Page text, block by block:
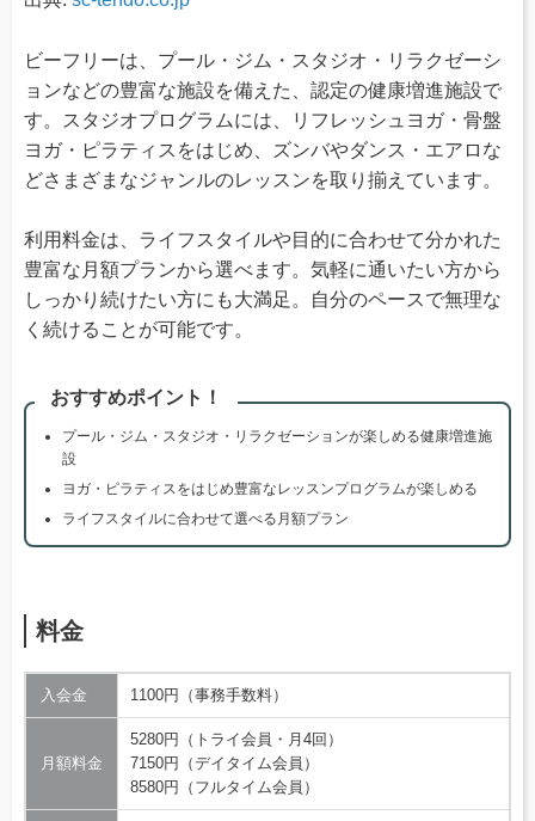
ビーフリーは、プール・ジム・スタジオ・リラクゼーシ
ョンなどの豊富な施設を備えた、認定の健康増進施設で
す。スタジオプログラムには、リフレッシュヨガ・骨盤
ヨガ・ピラティスをはじめ、ズンバやダンス・エアロな
どさまざまなジャンルのレッスンを取り揃えています。
利用料金は、ライフスタイルや目的に合わせて分かれた
豊富な月額プランから選べます。気軽に通いたい方から
しっかり続けたい方にも大満足。自分のペースで無理な
く続けることが可能です。
おすすめポイント！
プール・ジム・スタジオ・リラクゼーションが楽しめる健康増進施
設
ヨガ・ピラティスをはじめ豊富なレッスンプログラムが楽しめる
ライフスタイルに合わせて選べる月額プラン
料金
入会金 1100円（事務手数料）
月額料金
5280円（トライ会員・月4回）
7150円（デイタイム会員）
8580円（フルタイム会員）